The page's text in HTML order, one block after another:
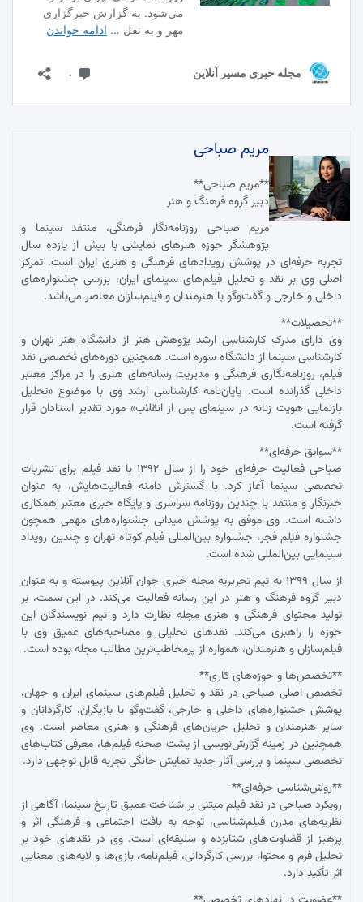
مریم صباحی
**مریم صباحی**
دبیر گروه فرهنگ و هنر
مریم صباحی روزنامه‌نگار فرهنگی، منتقد سینما و
پژوهشگر حوزه هنرهای نمایشی با بیش از یازده سال
تجربه حرفه‌ای در پوشش رویدادهای فرهنگی و هنری ایران است. تمرکز
اصلی وی بر نقد و تحلیل فیلم‌های سینمای ایران، بررسی جشنواره‌های
داخلی و خارجی و گفت‌وگو با هنرمندان و فیلم‌سازان معاصر می‌باشد.
**تحصیلات**
وی دارای مدرک کارشناسی ارشد پژوهش هنر از دانشگاه هنر تهران و
کارشناسی سینما از دانشگاه سوره است. همچنین دوره‌های تخصصی نقد
فیلم، روزنامه‌نگاری فرهنگی و مدیریت رسانه‌های هنری را در مراکز معتبر
داخلی گذرانده است. پایان‌نامه کارشناسی ارشد وی با موضوع «تحلیل
بازنمایی هویت زنانه در سینمای پس از انقلاب» مورد تقدیر استادان قرار
گرفته است.
**سوابق حرفه‌ای**
صباحی فعالیت حرفه‌ای خود را از سال ۱۳۹۲ با نقد فیلم برای نشریات
تخصصی سینما آغاز کرد. با گسترش دامنه فعالیت‌هایش، به عنوان
خبرنگار و منتقد با چندین روزنامه سراسری و پایگاه خبری معتبر همکاری
داشته است. وی موفق به پوشش میدانی جشنواره‌های مهمی همچون
جشنواره فیلم فجر، جشنواره بین‌المللی فیلم کوتاه تهران و چندین رویداد
سینمایی بین‌المللی شده است.
از سال ۱۳۹۹ به تیم تحریریه مجله خبری جوان آنلاین پیوسته و به عنوان
دبیر گروه فرهنگ و هنر در این رسانه فعالیت می‌کند. در این سمت، بر
تولید محتوای فرهنگی و هنری مجله نظارت دارد و تیم نویسندگان این
حوزه را راهبری می‌کند. نقدهای تحلیلی و مصاحبه‌های عمیق وی با
فیلم‌سازان و هنرمندان، همواره از پرمخاطب‌ترین مطالب مجله بوده است.
**تخصص‌ها و حوزه‌های کاری**
تخصص اصلی صباحی در نقد و تحلیل فیلم‌های سینمای ایران و جهان،
پوشش جشنواره‌های داخلی و خارجی، گفت‌وگو با بازیگران، کارگردانان و
سایر هنرمندان و تحلیل جریان‌های فرهنگی و هنری معاصر است. وی
همچنین در زمینه گزارش‌نویسی از پشت صحنه فیلم‌ها، معرفی کتاب‌های
تخصصی سینما و بررسی آثار جدید نمایش خانگی تجربه قابل توجهی دارد.
**روش‌شناسی حرفه‌ای**
رویکرد صباحی در نقد فیلم مبتنی بر شناخت عمیق تاریخ سینما، آگاهی از
نظریه‌های مدرن فیلم‌شناسی، توجه به بافت اجتماعی و فرهنگی اثر و
پرهیز از قضاوت‌های شتابزده و سلیقه‌ای است. وی در نقدهای خود بر
تحلیل فرم و محتوا، بررسی کارگردانی، فیلم‌نامه، بازی‌ها و لایه‌های معنایی
اثر تأکید دارد.